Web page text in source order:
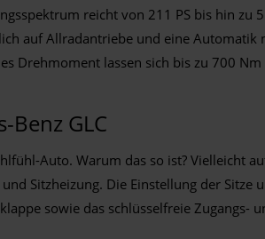
reicht von 211 PS bis hin
auf Allradantriebe und eine
Drehmoment lassen sich bis zu 700
Benz GLC
Auto. Warum das so ist?
und Sitzheizung. Die Einstellung der
sowie das schlüsselfreie